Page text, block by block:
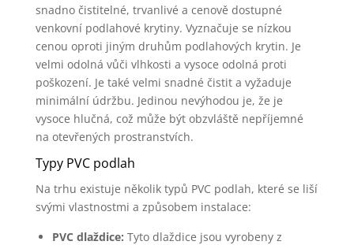
snadno čistitelné, trvanlivé a cenově dostupné
venkovní podlahové krytiny. Vyznačuje se nízkou
cenou oproti jiným druhům podlahových krytin. Je
velmi odolná vůči vlhkosti a vysoce odolná proti
poškození. Je také velmi snadné čistit a vyžaduje
minimální údržbu. Jedinou nevýhodou je, že je
vysoce hlučná, což může být obzvláště nepříjemné
na otevřených prostranstvích.
Typy PVC podlah
Na trhu existuje několik typů PVC podlah, které se liší
svými vlastnostmi a způsobem instalace:
PVC dlaždice: Tyto dlaždice jsou vyrobeny z